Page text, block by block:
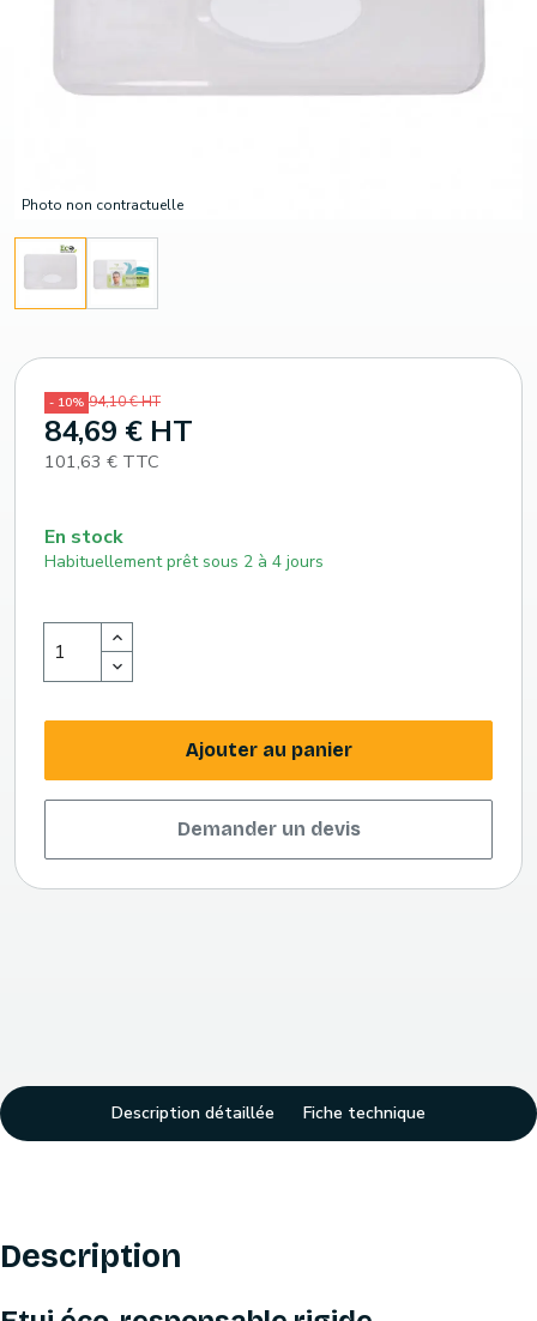
Photo non contractuelle
- 10% 94,10 € HT
84,69 € HT
101,63 € TTC
En stock
Habituellement prêt sous 2 à 4 jours
Ajouter au panier
Demander un devis
Description détaillée Fiche technique
Description